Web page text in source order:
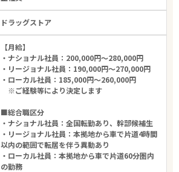
ドラッグストア
【月給】
・ナショナル社員：200,000円～280,000円
・リージョナル社員：190,000円～270,000円
・ローカル社員：185,000円～260,000円
※ご経験等により決定します
■総合職区分
・ナショナル社員：全国転勤あり、幹部候補生
・リージョナル社員：本拠地から車で片道4時間
以内の範囲で転居を伴う異動あり
・ローカル社員：本拠地から車で片道60分圏内
の勤務